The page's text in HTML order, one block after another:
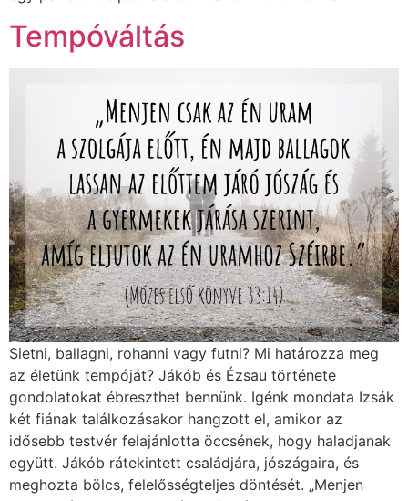
Tempóváltás
Sietni, ballagni, rohanni vagy futni? Mi határozza meg
az életünk tempóját? Jákób és Ézsau története
gondolatokat ébreszthet bennünk. Igénk mondata Izsák
két fiának találkozásakor hangzott el, amikor az
idősebb testvér felajánlotta öccsének, hogy haladjanak
együtt. Jákób rátekintett családjára, jószágaira, és
meghozta bölcs, felelősségteljes döntését. „Menjen